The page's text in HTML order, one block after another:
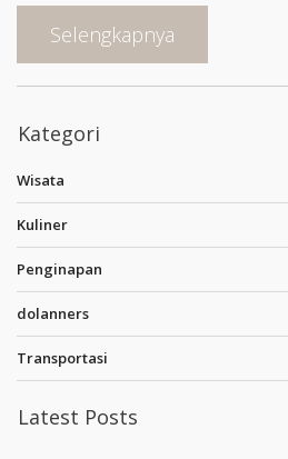
Selengkapnya
Kategori
Wisata
Kuliner
Penginapan
dolanners
Transportasi
Latest Posts